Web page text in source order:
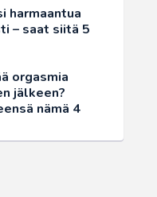
harmaantua
– saat siitä 5
orgasmia
jälkeen?
nämä 4